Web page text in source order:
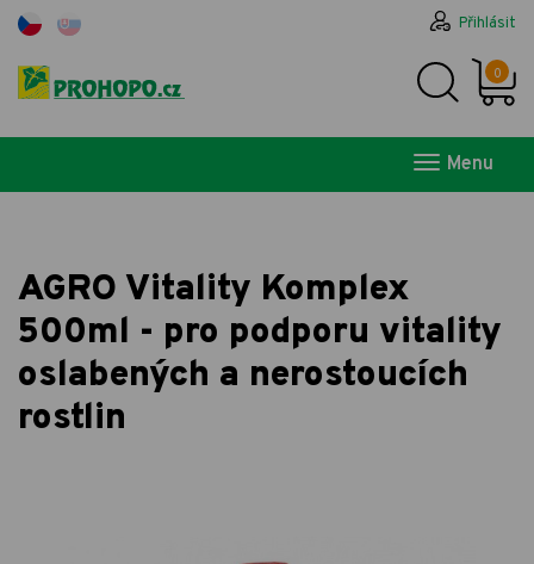
Přihlásit
0
Menu
AGRO Vitality Komplex
500ml - pro podporu vitality
oslabených a nerostoucích
rostlin